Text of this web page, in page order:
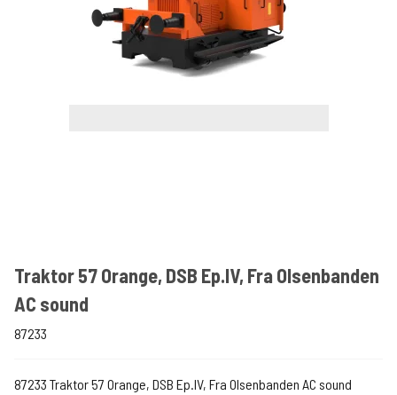
Traktor 57 Orange, DSB Ep.IV, Fra Olsenbanden
AC sound
87233
87233 Traktor 57 Orange, DSB Ep.IV, Fra Olsenbanden AC sound